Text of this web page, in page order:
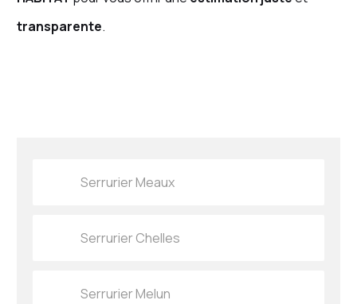
transparente.
Serrurier Meaux
Serrurier Chelles
Serrurier Melun